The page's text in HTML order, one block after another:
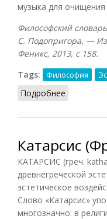
музыка для очищения
Философский
С. Подопригора. —
Феникс, 2013, с 158.
Tags:
Философия
Подробнее
Катарсис
КАТАРСИС (греч.
древнегреческой
эстетическое
Слово «Катарсис»
многозначно: в